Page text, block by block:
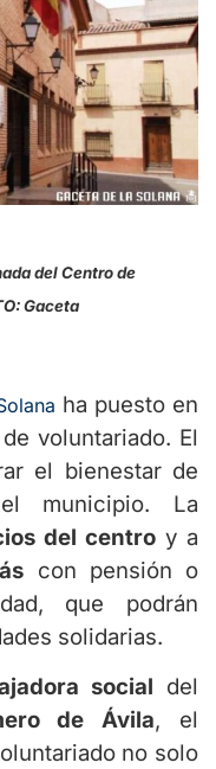
del Centro de
Gaceta
ha puesto en
voluntariado. El
el bienestar de
municipio. La
del centro y a
con pensión o
que podrán
solidarias.
social del
de Ávila, el
no solo